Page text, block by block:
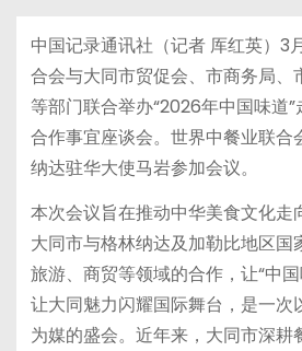
中国记录通讯社（记者 厍红英）3
合会与大同市贸促会、市商务局、
等部门联合举办“2026年中国味道
合作事宜座谈会。世界中餐业联合
纳达驻华大使马岩参加会议。
本次会议旨在推动中华美食文化走
大同市与格林纳达及加勒比地区国
旅游、商贸等领域的合作，让“中国
让大同魅力闪耀国际舞台，是一次
为媒的盛会。近年来，大同市深耕